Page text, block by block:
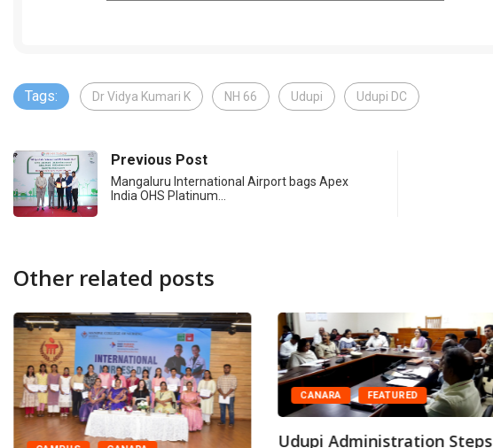
Tags: Dr Vidya Kumari K NH 66 Udupi Udupi DC
Previous Post
Mangaluru International Airport bags Apex
India OHS Platinum…
Other related posts
CANARA FEATURED
Udupi Administration Steps